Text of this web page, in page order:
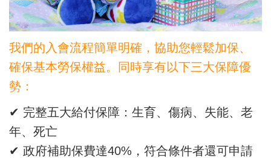
我們的入會流程簡單明確，協助您輕鬆加保、
確保基本勞保權益。同時享有以下三大保障優
勢：
✔ 完整五大給付保障：生育、傷病、失能、老
年、死亡
✔ 政府補助保費達40%，符合條件者還可申請